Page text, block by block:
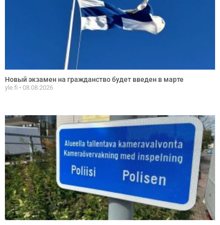
Новый экзамен на гражданство будет введен в марте
yle.fi 08.08.2026